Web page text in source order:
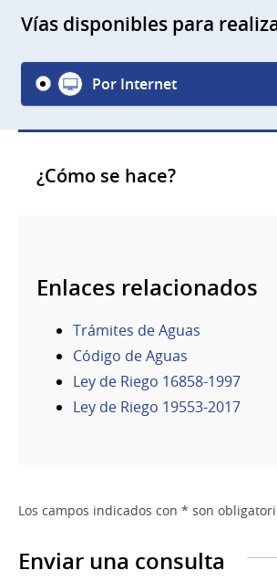
Vías disponibles para
Por Internet
¿Cómo se hace?
Enlaces relacionados
Trámites de Aguas
Código de Aguas
Ley de Riego 16858-1997
Ley de Riego 19553-2017
Los campos indicados con * son
Enviar una consulta